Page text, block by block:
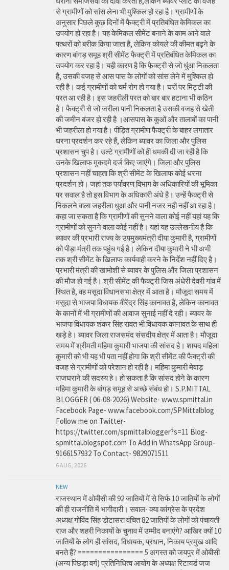
से ग्रामीणों को सांस लेना भी मुश्किल हो रहा है। ग्रामीणों के
अनुसार पिछले कुछ दिनों में फैक्ट्री में प्रतिबंधित केमिकल का
उपयोग हो रहा है। यह केमिकल सीमेंट बनाने के काम आने वाले
पत्थरों को बरीक किया जाता है, लेकिन कोयले की कीमत बढ़ने के
कारण बांगड़ समूह श्री सीमेंट फैक्ट्री में प्रतिबंधित केमिकल का
उपयोग कर रहा है। यही कारण है कि फैक्ट्री से जो धुंआ निकलता
है, उसकी वजह से आस पास के लोगों को सांस लेने में मुश्किल हो
रही है। कई ग्रामीणों को चर्म रोग हो गया है। घरों पर मिट्टी की
परत आ रही है। इस जहरीली परत को बार बार हटाना भी कठिन
है। फैक्ट्री से जो जरीला पानी निकलता है उसकी वजह से खेती
की जमीन बंजर हो रही है ।आसपास के कुओं और तालाबों का पानी
भी जहरीला हो गया है। पीड़ित ग्रामीण फैक्ट्री के बाहर लगातार
धरना प्रदर्शन कर रहे हैं, लेकिन ब्यावर का जिला और पुलिस
प्रशासन चुप है। उल्टे ग्रामीणों को ही धमकी दी जा रही है कि
उनके खिलाफ मुकदमे दर्ज किए जाएंगे। जिला और पुलिस
प्रशासन नहीं चाहता कि श्री सीमेंट के खिलाफ कोई धरना
प्रदर्शन हो। जहां तक पर्यावरण विभाग के अधिकारियों की भूमिका
पर सवाल है तो इस विभाग के अधिकारी अंधे है। उन्हें फैक्ट्री से
निकलने वाला जहरीला धुआ और पानी नजर नही नहीं आ रहा है।
कहा जा सकता है कि ग्रामीणों की सुनने वाला कोई नहीं यहां यह कि
ग्रामीणों को सुनने वाला कोई नहीं है। यहां यह उल्लेखनीय है कि
ब्यावर की प्रभारी राज्य के उपमुख्यमंत्री दीया कुमारी है, ग्रामीणों
को पीड़ा मंत्री तक पहुंच गई है। लेकिन दीया कुमारी ने भी अभी
तक श्री सीमेंट के खिलाफ कार्यवाही करने के निर्देश नहीं दिए है।
प्रभारी मंत्री की खामोशी से ब्यावर के पुलिस और जिला प्रशासन
की मौज हो गई है। श्री सीमेंट की फैक्ट्री जिस अंधेरी देवरी गांव में
स्थित है, वह मसूदा विधानसभा क्षेत्र में आता है। मौजूदा समय में
मसूदा से भाजपा विधायक वीरेंद्र सिंह कानावत है, लेकिन कानावत
के कानों में भी ग्रामीणों की आवाज सुनाई नहीं दे रही। ब्यावर के
भाजपा विधायक शंकर सिंह रावत भी विधायक कानावत के साथ ही
खड़े हे। ब्यावर जिला राजसमंद संसदीय क्षेत्र में आता है। मौजूदा
समय में श्रीमती महिमा कुमारी भाजपा की सांसद है। शायद महिला
कुमारी को भी यह भी पता नहीं होगा कि श्री सीमेंट की फैक्ट्री की
वजह से ग्रामीणों को परेशान हो रही है। महिमा कुमारी मेवाड़
राजघराने की सदस्य हे। हो सकता है कि सांसद होने के कारण
महिमा कुमारी के बांगड़ समूह से अच्छे संबंध हो। S.P.MITTAL
BLOGGER ( 06-08-2026) Website- www.spmittal.in
Facebook Page- www.facebook.com/SPMittalblog
Follow me on Twitter-
https://twitter.com/spmittalblogger?s=11 Blog-
spmittal.blogspot.com To Add in WhatsApp Group-
9166157932 To Contact- 9829071511
6 AUG, 2026
NEW
राजस्थान में ओबीसी की 92 जातियों में से सिर्फ 10 जातियों के लोगों
की ही राजनीति में भागीदारी। सवाल- क्या कांग्रेस के प्रदेश
अध्यक्ष गोविंद सिंह डोटासरा वंचित 82 जातियों के लोगों को पंचायती
राज और शहरी निकायों के चुनाव में उम्मीद बनाएंगे? आखिर क्यों 10
जातियों के लोग ही सांसद, विधायक, प्रधान, निकाय प्रमुख आदि
बनते हैं? ================ 5 अगस्त को जयपुर में ओबीसी
(अन्य पिछड़ा वर्ग) प्रतिनिधित्व आयोग के अध्यक्ष रिटायर्ड जज